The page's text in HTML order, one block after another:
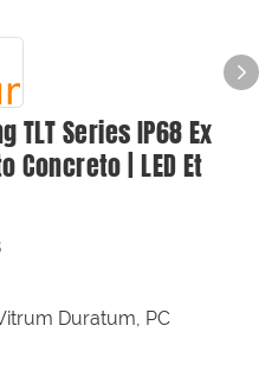
Series IP68 Ex
Concreto | LED Et
Duratum, PC